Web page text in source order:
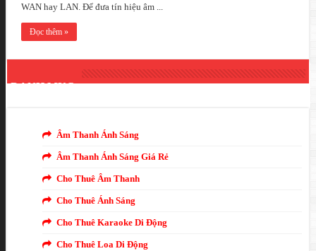
WAN hay LAN. Để đưa tín hiệu âm ...
Đọc thêm »
DANH MỤC
Âm Thanh Ánh Sáng
Âm Thanh Ánh Sáng Giá Rẻ
Cho Thuê Âm Thanh
Cho Thuê Ánh Sáng
Cho Thuê Karaoke Di Động
Cho Thuê Loa Di Động